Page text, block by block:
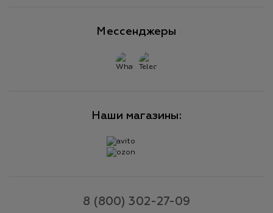
Мессенджеры
Наши магазины:
8 (800) 302-27-09